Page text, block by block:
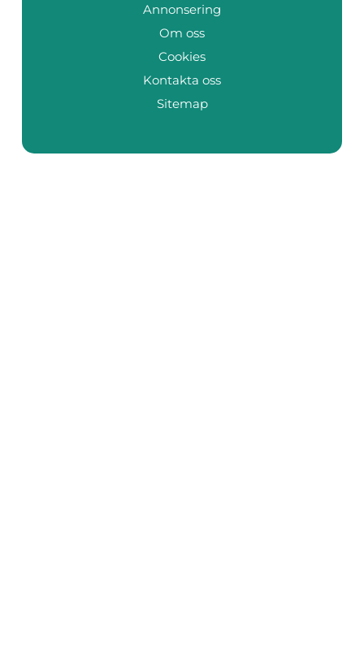
Annonsering
Om oss
Cookies
Kontakta oss
Sitemap